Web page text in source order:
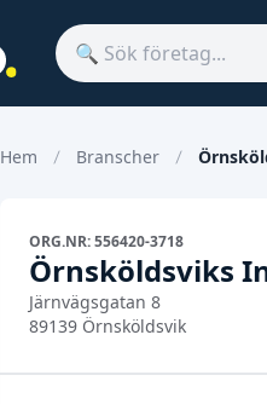
Hem Branscher
ORG.NR: 556420-3718
Örnsköldsviks
Järnvägsgatan 8
89139 Örnsköldsvik